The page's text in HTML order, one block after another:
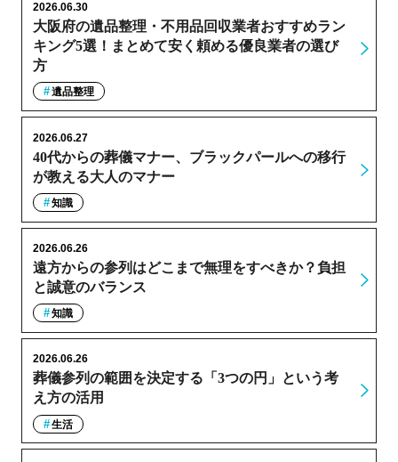
大阪府の遺品整理・不用品回収業者おすすめラン
キング5選！まとめて安く頼める優良業者の選び
方
2026.06.30
遺品整理
40代からの葬儀マナー、ブラックパールへの移行
が教える大人のマナー
2026.06.27
知識
遠方からの参列はどこまで無理をすべきか？負担
と誠意のバランス
2026.06.26
知識
葬儀参列の範囲を決定する「3つの円」という考
え方の活用
2026.06.26
生活